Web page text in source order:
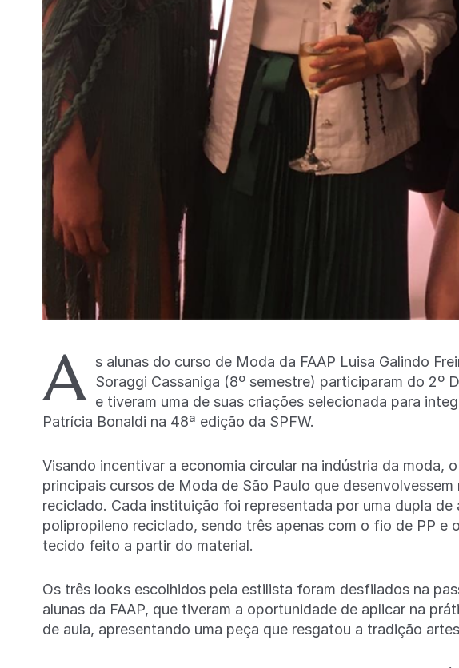
A s alunas do curso de Moda da FAAP Luisa Galindo
Soraggi Cassaniga (8º semestre) participaram do 2º
e tiveram uma de suas criações selecionada para
Patrícia Bonaldi na 48ª edição da SPFW.
Visando incentivar a economia circular na indústria da moda,
principais cursos de Moda de São Paulo que
reciclado. Cada instituição foi representada por uma dupla
polipropileno reciclado, sendo três apenas com o fio de PP
tecido feito a partir do material.
Os três looks escolhidos pela estilista foram desfilados na
alunas da FAAP, que tiveram a oportunidade de aplicar na
de aula, apresentando uma peça que resgatou a tradição